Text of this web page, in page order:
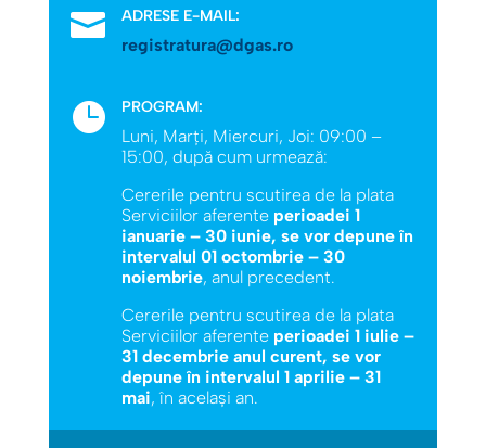
 ADRESE E-MAIL:
registratura@dgas.ro
 PROGRAM:
Luni, Marţi, Miercuri, Joi: 09:00 –
15:00, după cum urmează:
Cererile pentru scutirea de la plata
Serviciilor aferenteperioadei 1
ianuarie – 30 iunie, se vor depune în
intervalul 01 octombrie – 30
noiembrie, anul precedent.
Cererile pentru scutirea de la plata
Serviciilor aferenteperioadei 1 iulie –
31 decembrie anul curent, se vor
depune în intervalul 1 aprilie – 31
mai, în acelaşi an.